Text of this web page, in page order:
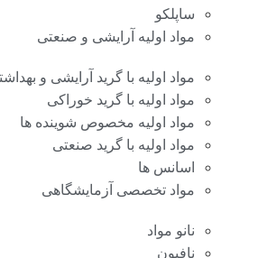
ساپلکو
مواد اولیه آرایشی و صنعتی
مواد اولیه با گرید آرایشی و بهداشتی
مواد اولیه با گرید خوراکی
مواد اولیه مخصوص شوینده ها
مواد اولیه با گرید صنعتی
اسانس ها
مواد تخصصی آزمایشگاهی
نانو مواد
نافیون